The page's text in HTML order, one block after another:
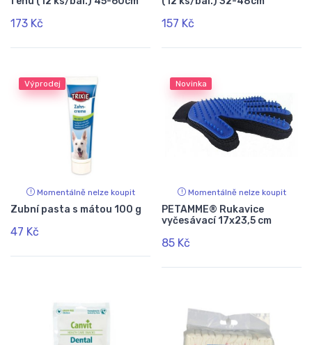
173 Kč 157 Kč
Výprodej
Momentálně nelze koupit
Zubní pasta s mátou 100 g
47 Kč
Novinka
Momentálně nelze koupit
PETAMME® Rukavice
vyčesávací 17x23,5 cm
85 Kč